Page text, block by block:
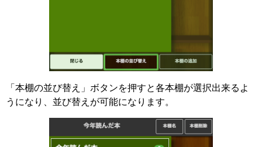
「本棚の並び替え」ボタンを押すと各本棚が選択出来るよ
うになり、並び替えが可能になります。